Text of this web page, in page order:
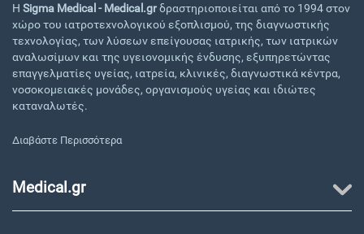
Η Sigma Medical - Medical.grδραστηριοποιείται από το 1994 στον
χώρο του ιατροτεχνολογικού εξοπλισμού, της διαγνωστικής
τεχνολογίας, των λύσεων επείγουσας ιατρικής, των ιατρικών
αναλωσίμων και της υγειονομικής ένδυσης, εξυπηρετώντας
επαγγελματίες υγείας, ιατρεία, κλινικές, διαγνωστικά κέντρα,
νοσοκομειακές μονάδες, οργανισμούς υγείας και ιδιώτες
καταναλωτές.
Διαβάστε Περισσότερα
Medical.gr